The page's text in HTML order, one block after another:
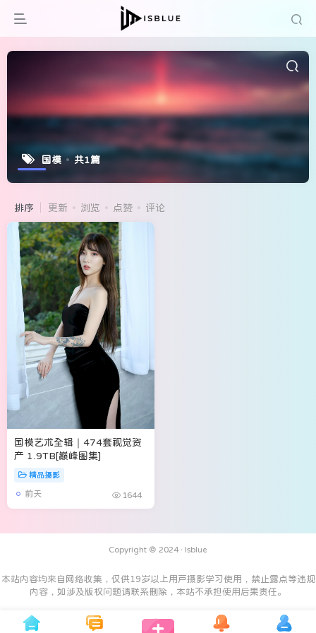
国模 共1篇
排序 更新 浏览 点赞 评论
国模艺术全辑｜474套视觉资
产 1.9TB[巅峰图集]
精品摄影
前天 1644
Copyright © 2024 · Isblue
本站内容均来自网络收集，仅供19岁以上用户摄影学习使用，禁止露点等违规
内容，如涉及版权问题请联系删除，本站不承担使用后果责任。